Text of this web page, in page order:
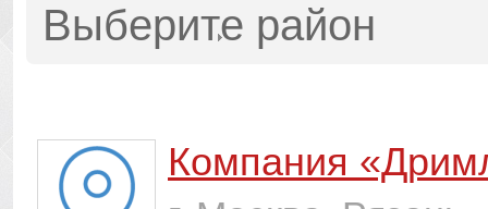
Выберите район
Компания